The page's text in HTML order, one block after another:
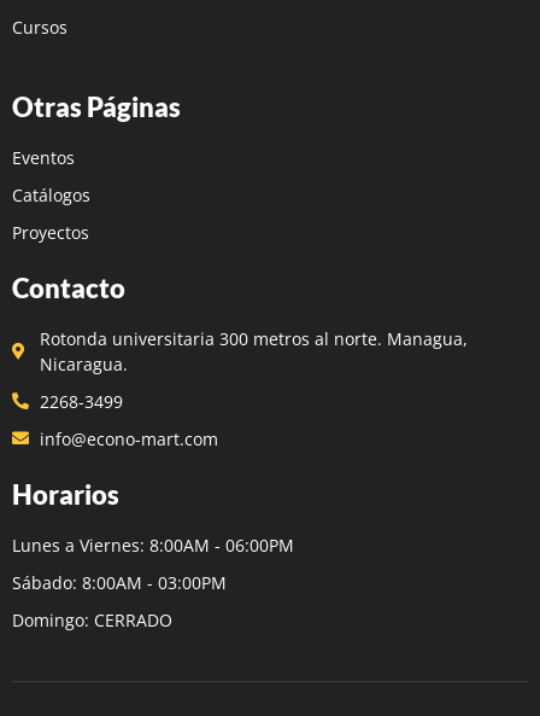
Cursos
Otras Páginas
Eventos
Catálogos
Proyectos
Contacto
Rotonda universitaria 300 metros al norte. Managua,
Nicaragua.
2268-3499
info@econo-mart.com
Horarios
Lunes a Viernes: 8:00AM - 06:00PM
Sábado: 8:00AM - 03:00PM
Domingo: CERRADO